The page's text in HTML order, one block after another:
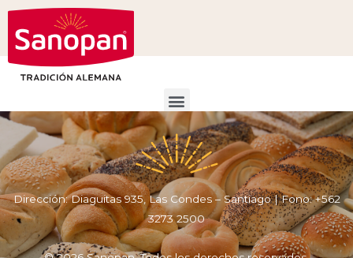
Dirección: Diaguitas 935, Las Condes – Santiago | Fono: +562
3273 2500